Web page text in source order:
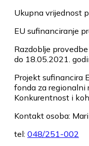
Ukupna vrijednost
EU sufinanciranje
Razdoblje
do 18.05.2021.
Projekt sufinancira
fonda za regionalni
Konkurentnost i
Kontakt osoba:
tel: 048/251-002